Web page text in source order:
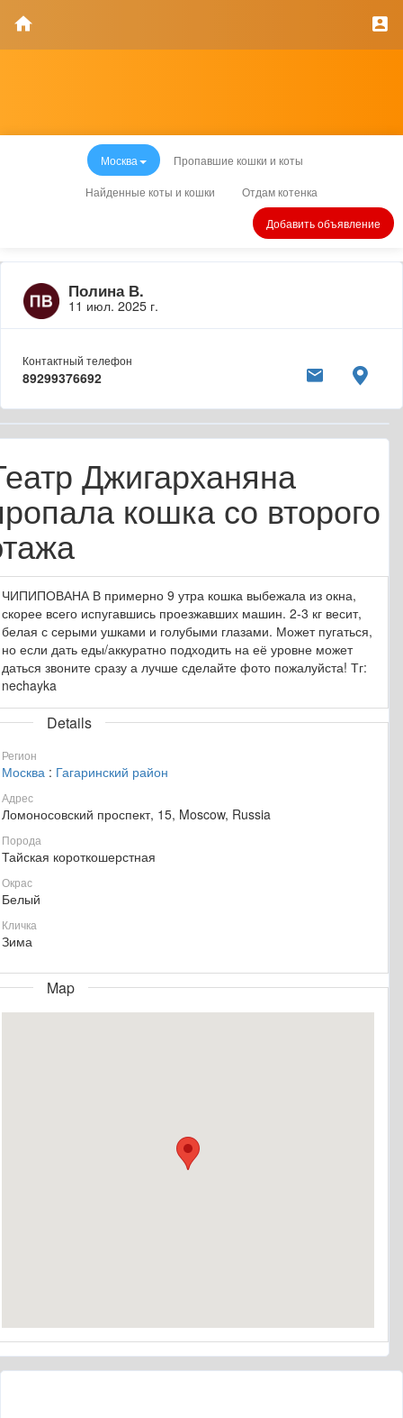
Москва Пропавшие кошки и коты
Найденные коты и кошки Отдам котенка
Добавить объявление
Полина В.
11 июл. 2025 г.
Контактный телефон
89299376692
Джигарханяна
кошка со второго
ЧИПИПОВАНА В примерно 9 утра кошка выбежала из окна,
скорее всего испугавшись проезжавших машин. 2-3 кг весит,
белая с серыми ушками и голубыми глазами. Может пугаться,
но если дать еды/аккуратно подходить на её уровне может
даться звоните сразу а лучше сделайте фото пожалуйста! Тг:
nechayka
Details
Регион
Москва : Гагаринский район
Адрес
Ломоносовский проспект, 15, Moscow, Russia
Порода
Тайская короткошерстная
Окрас
Белый
Кличка
Зима
Map